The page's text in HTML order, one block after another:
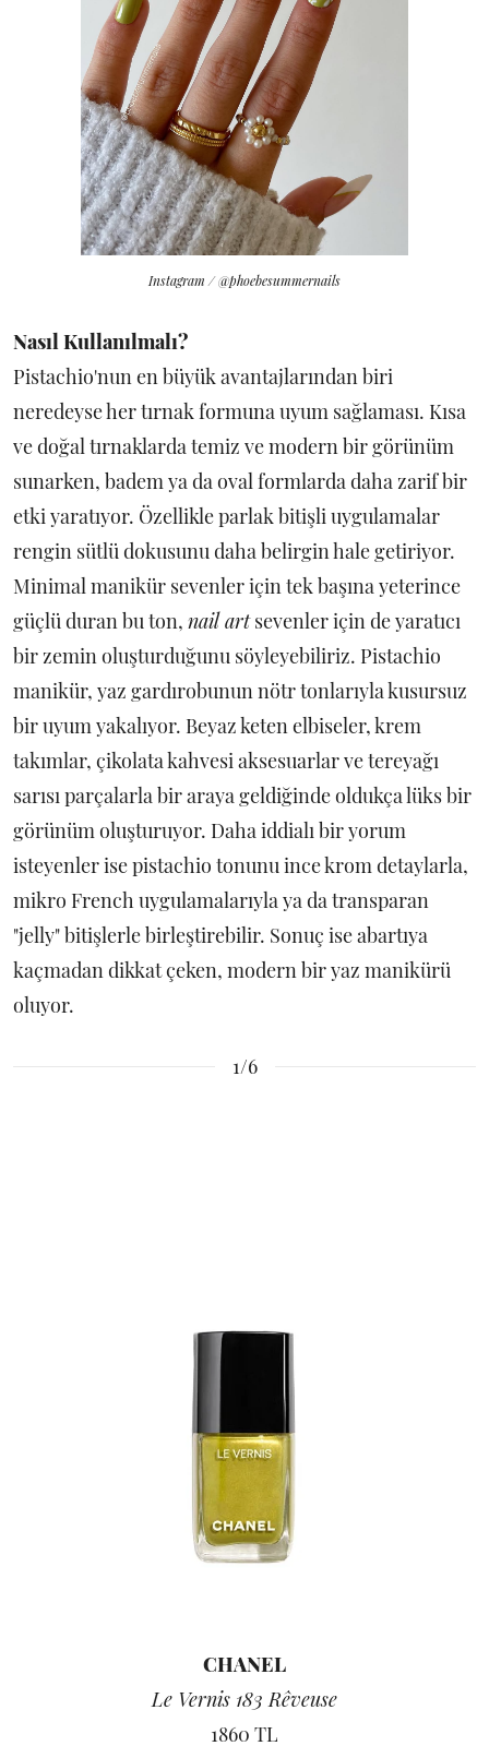
Instagram / @phoebesummernails
Nasıl Kullanılmalı?
Pistachio'nun en büyük avantajlarından biri
neredeyse her tırnak formuna uyum sağlaması. Kısa
ve doğal tırnaklarda temiz ve modern bir görünüm
sunarken, badem ya da oval formlarda daha zarif bir
etki yaratıyor. Özellikle parlak bitişli uygulamalar
rengin sütlü dokusunu daha belirgin hale getiriyor.
Minimal manikür sevenler için tek başına yeterince
güçlü duran bu ton, nail artsevenler için de yaratıcı
bir zemin oluşturduğunu söyleyebiliriz. Pistachio
manikür, yaz gardırobunun nötr tonlarıyla kusursuz
bir uyum yakalıyor. Beyaz keten elbiseler, krem
takımlar, çikolata kahvesi aksesuarlar ve tereyağı
sarısı parçalarla bir araya geldiğinde oldukça lüks bir
görünüm oluşturuyor. Daha iddialı bir yorum
isteyenler ise pistachio tonunu ince krom detaylarla,
mikro French uygulamalarıyla ya da transparan
"jelly" bitişlerle birleştirebilir. Sonuç ise abartıya
kaçmadan dikkat çeken, modern bir yaz manikürü
oluyor.
1/6
CHANEL
Le Vernis 183 Rêveuse
1860 TL